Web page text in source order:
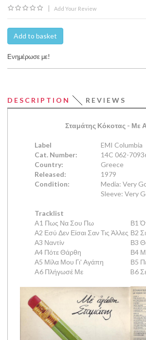
Add Your Review
Add to basket
Ενημέρωσε με!
DESCRIPTION REVIEWS
Σταμάτης Κόκοτας - Με
Label
EMI Columbia
Cat. Number:
14C 062-
Country:
Greece
Released:
1979
Condition:
Media: Very
Sleeve: Very
Tracklist
A1 Πως Να Σου Πω
Β1
Α2 Εσύ Δεν Είσαι Σαν Τις Άλλες Β2
Α3 Ναντίν
Β3
Α4 Πότε Θάρθη
Β4
Α5 Μίλα Μου Γι' Αγάπη
Β5
A6 Πλήγωσέ Με
B6